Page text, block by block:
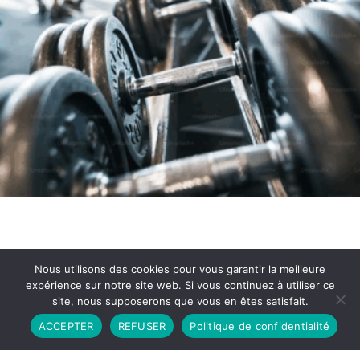
Partenariat Contact
Politique de Confidentialité
CGU
Copyright © 2026 - Propulsé par DIEUDUDIABLE
Nous utilisons des cookies pour vous garantir la meilleure
expérience sur notre site web. Si vous continuez à utiliser ce
site, nous supposerons que vous en êtes satisfait.
ACCEPTER
REFUSER Politique de confidentialité